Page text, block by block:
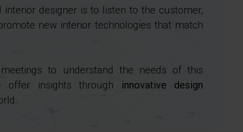
designer is to listen to the customer,
new interior technologies that match
to understand the needs of this
offer insights through
innovative design